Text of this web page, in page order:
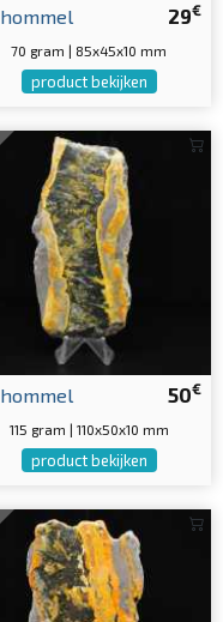
29€
hommel
70 gram | 85x45x10 mm
product bekijken
50€
hommel
115 gram | 110x50x10 mm
product bekijken